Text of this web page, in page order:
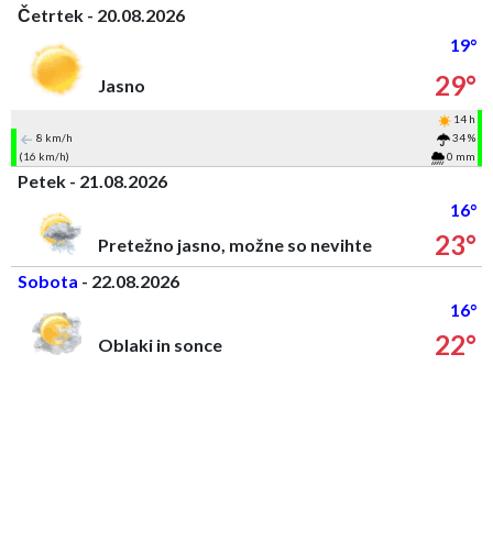
Četrtek - 20.08.2026
19°
Jasno
29°
14 h
8 km/h
34 %
(16 km/h)
0 mm
Petek - 21.08.2026
16°
Pretežno jasno, možne so nevihte
23°
Sobota - 22.08.2026
16°
Oblaki in sonce
22°